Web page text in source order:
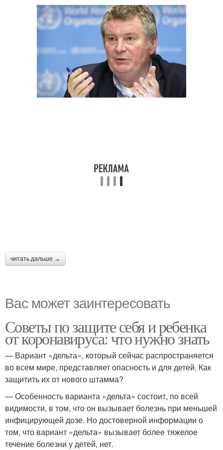
читать дальше →
Вас может заинтересовать
Советы по защите себя и ребенка
от коронавируса: что нужно знать
— Вариант «дельта», который сейчас распространяется
во всем мире, представляет опасность и для детей. Как
защитить их от нового штамма?
— Особенность варианта «дельта» состоит, по всей
видимости, в том, что он вызывает болезнь при меньшей
инфицирующей дозе. Но достоверной информации о
том, что вариант «дельта» вызывает более тяжелое
течение болезни у детей, нет.